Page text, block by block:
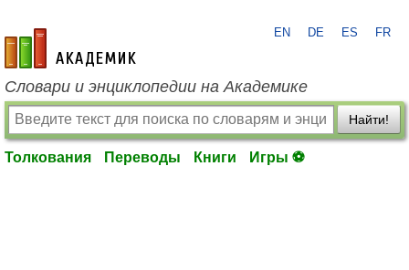
academic.ru
EN DE ES FR
Словари и энциклопедии на Академике
Найти!
Толкования Переводы Книги Игры ⚽